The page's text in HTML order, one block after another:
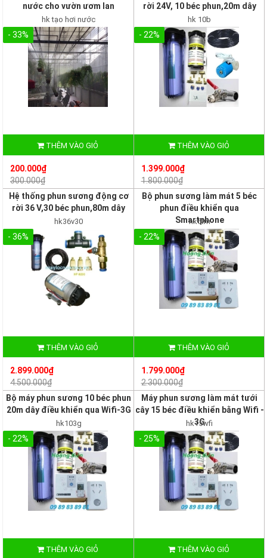
nước cho vườn ươm lan
hk tạo hơi nước
- 33%
THÊM VÀO GIỎ
200.000₫
300.000₫
rời 24V, 10 béc phun,20m dây
hk 10b
- 22%
THÊM VÀO GIỎ
1.399.000₫
1.800.000₫
Hệ thống phun sương động cơ
rời 36 V,30 béc phun,80m dây
hk36v30
- 36%
THÊM VÀO GIỎ
2.899.000₫
4.500.000₫
Bộ phun sương làm mát 5 béc
phun điều khiển qua
Smartphone
hk5tm
- 22%
THÊM VÀO GIỎ
1.799.000₫
2.300.000₫
Bộ máy phun sương 10 béc phun
20m dây điều khiển qua Wifi-3G
hk103g
- 22%
THÊM VÀO GIỎ
Máy phun sương làm mát tưới
cây 15 béc điều khiển bằng Wifi -
3G
hk15wfi
- 25%
THÊM VÀO GIỎ